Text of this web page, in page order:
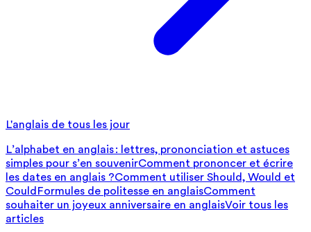
L'anglais de tous les jour
L’alphabet en anglais : lettres, prononciation et astuces
simples pour s’en souvenirComment prononcer et écrire
les dates en anglais ?Comment utiliser Should, Would et
Could Formules de politesse en anglaisComment
souhaiter un joyeux anniversaire en anglaisVoir tous les
articles